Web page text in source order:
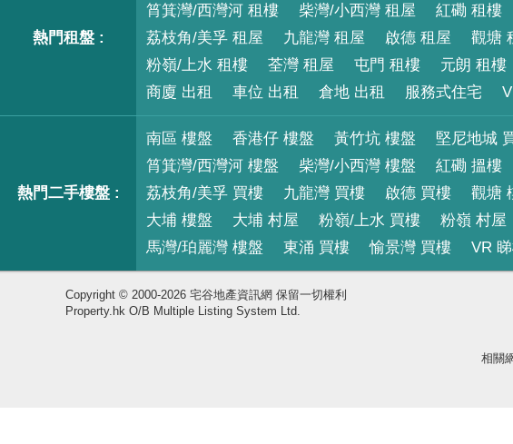
17 / F
A 室 B 室 C 室 D 室
A 室 B 室 C 室 D 室
19 / F
A 室 B 室 C 室 D 室
A 室 B 室 C 室 D 室
A 室 B 室
熱門租盤 :
筲箕灣/西灣河 租樓
柴灣/小西灣 租屋 紅磡 租樓
荔枝角/美孚 租屋
九龍灣 租屋 啟德 租屋 觀塘
粉嶺/上水 租樓
荃灣 租屋 屯門 租樓 元朗 租樓
商廈 出租
車位 出租 倉地 出租 服務式住宅
熱門二手樓盤 :
南區 樓盤 香港仔 樓盤 黃竹坑 樓盤 堅尼地城
筲箕灣/西灣河 樓盤
柴灣/小西灣 樓盤 紅磡 搵樓
荔枝角/美孚 買樓
九龍灣 買樓 啟德 買樓 觀塘
大埔 樓盤
大埔 村屋 粉嶺/上水 買樓 粉嶺 村屋
馬灣/珀麗灣 樓盤
東涌 買樓 愉景灣 買樓 VR
Copyright © 2000-2026 宅谷地產資訊網 保留一切權利
Property.hk O/B Multiple Listing System Ltd.
相關